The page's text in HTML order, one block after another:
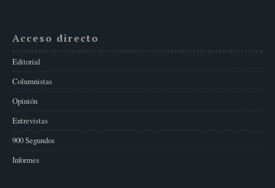
Acceso directo
Editorial
Columnistas
Opinión
Entrevistas
900 Segundos
Informes